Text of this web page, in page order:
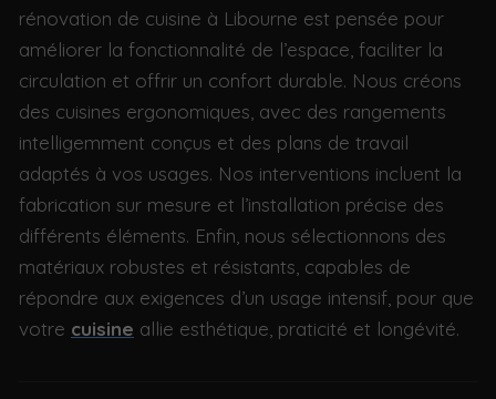
rénovation de cuisine à Libourne est pensée pour
améliorer la fonctionnalité de l’espace, faciliter la
circulation et offrir un confort durable. Nous créons
des cuisines ergonomiques, avec des rangements
intelligemment conçus et des plans de travail
adaptés à vos usages. Nos interventions incluent la
fabrication sur mesure et l’installation précise des
différents éléments. Enfin, nous sélectionnons des
matériaux robustes et résistants, capables de
répondre aux exigences d’un usage intensif, pour que
votre cuisine allie esthétique, praticité et longévité.